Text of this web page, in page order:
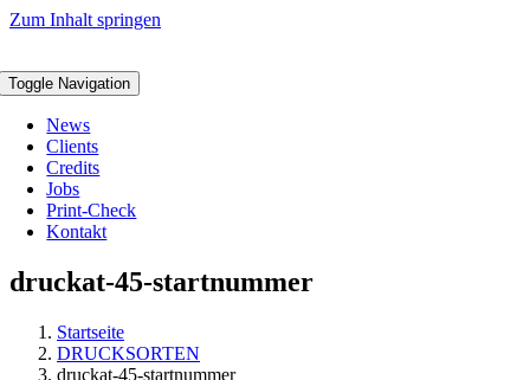
Zum Inhalt springen
Toggle Navigation
News
Clients
Credits
Jobs
Print-Check
Kontakt
druckat-45-startnummer
Startseite
DRUCKSORTEN
druckat-45-startnummer